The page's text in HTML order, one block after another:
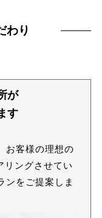
わり
が
す
お客様の理想の
リングさせてい
ンをご提案しま